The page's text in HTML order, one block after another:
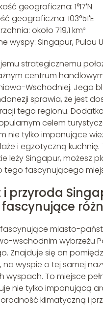
geograficzna: 1°17′N
geograficzna: 103°51′E
około 719,1 km²
wyspy: Singapur, Pulau
strategicznemu
centrum
Wschodniej. Jego
sprawia, że jest
tego regionu.
celem
nie tylko imponujące
i egzotyczną kuchnię.
leży Singapur, możesz
tego fascynującego
i przyroda
miasto-
wschodnim wybrzeżu
Znajduje się on
na wyspie o tej samej
wyspach. To miejsce
nie tylko imponującą
klimatyczną i